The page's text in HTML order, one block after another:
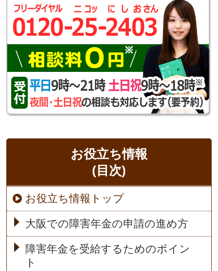
お役立ち情報
(目次)
お役立ち情報トップ
大阪での障害年金の申請の進め方
障害年金を受給するためのポイン
ト